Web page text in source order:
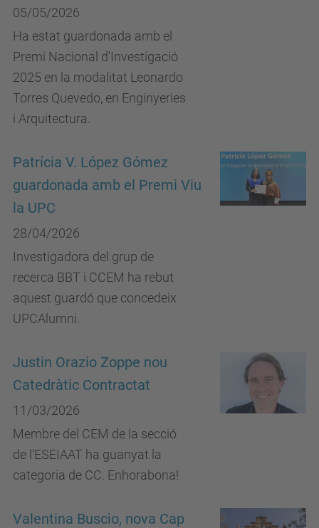
05/05/2026
Ha estat guardonada amb el
Premi Nacional d'Investigació
2025 en la modalitat Leonardo
Torres Quevedo, en Enginyeries
i Arquitectura.
Patrícia V. López Gómez
guardonada amb el Premi Viu
la UPC
28/04/2026
Investigadora del grup de
recerca BBT i CCEM ha rebut
aquest guardó que concedeix
UPCAlumni.
Justin Orazio Zoppe nou
Catedràtic Contractat
11/03/2026
Membre del CEM de la secció
de l'ESEIAAT ha guanyat la
categoria de CC. Enhorabona!
Valentina Buscio, nova Cap